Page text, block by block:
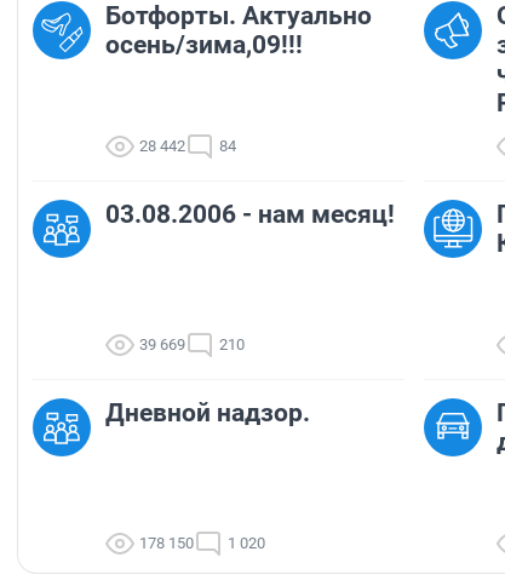
Ботфорты. Актуально
осень/зима,09!!!
28 442 84
03.08.2006 - нам месяц!
39 669 210
Дневной надзор.
178 150 1 020